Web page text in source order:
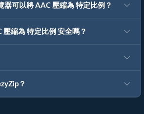
器可以將 AAC 壓縮為 特定比例？
壓縮為 特定比例 安全嗎？
？